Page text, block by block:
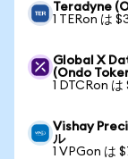
Teradyne
1 TERon は
Global X
(Ondo
1 DTCRon
Vishay
ル
1 VPGon は